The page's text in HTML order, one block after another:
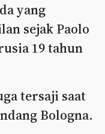
yang
sejak Paolo
19 tahun
tersaji saat
Bologna.